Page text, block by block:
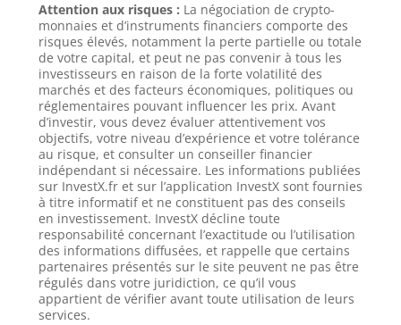
Attention aux risques : La négociation de crypto-
monnaies et d’instruments financiers comporte des
risques élevés, notamment la perte partielle ou totale
de votre capital, et peut ne pas convenir à tous les
investisseurs en raison de la forte volatilité des
marchés et des facteurs économiques, politiques ou
réglementaires pouvant influencer les prix. Avant
d’investir, vous devez évaluer attentivement vos
objectifs, votre niveau d’expérience et votre tolérance
au risque, et consulter un conseiller financier
indépendant si nécessaire. Les informations publiées
sur InvestX.fr et sur l’application InvestX sont fournies
à titre informatif et ne constituent pas des conseils
en investissement. InvestX décline toute
responsabilité concernant l’exactitude ou l’utilisation
des informations diffusées, et rappelle que certains
partenaires présentés sur le site peuvent ne pas être
régulés dans votre juridiction, ce qu’il vous
appartient de vérifier avant toute utilisation de leurs
services.